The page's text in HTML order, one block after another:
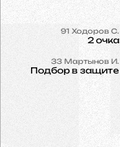
91 Ходоров С.
2 очка
33 Мартынов И.
Подбор в защите